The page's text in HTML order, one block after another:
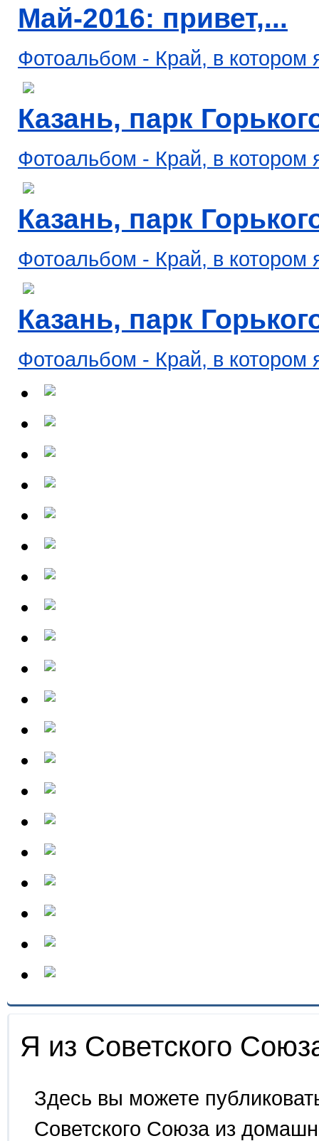
Май-2016: привет,...
Фотоальбом - Край, в котором
Казань, парк
Фотоальбом - Край, в котором
Казань, парк
Фотоальбом - Край, в котором
Казань, парк
Фотоальбом - Край, в котором
Я из Советского
Здесь вы можете
Советского Союза из